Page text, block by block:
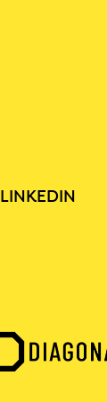
LINKEDIN